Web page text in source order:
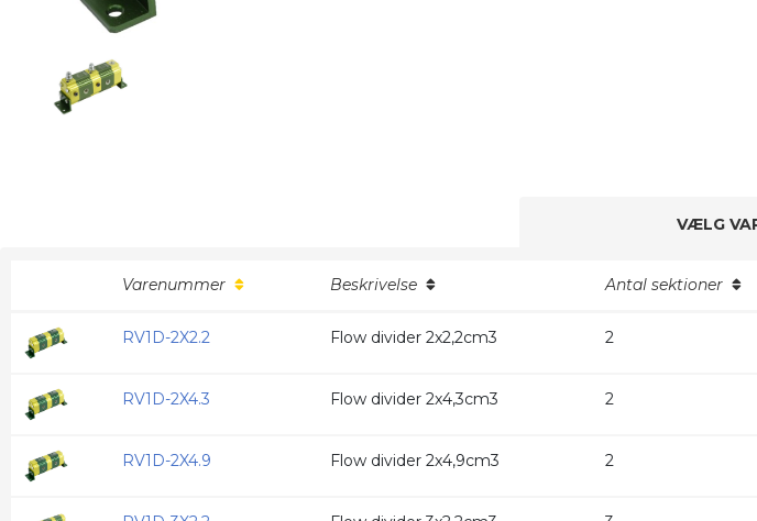
VÆLG
Varenummer Beskrivelse Antal sektioner
RV1D-2X2.2 Flow divider 2x2,2cm3 2
RV1D-2X4.3 Flow divider 2x4,3cm3 2
RV1D-2X4.9 Flow divider 2x4,9cm3 2